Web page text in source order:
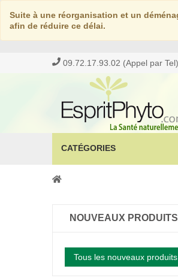
Suite à une réorganisation et un
afin de réduire ce délai.
09.72.17.93.02 (Appel par
CATÉGORIES
NOUVEAUX PRODUITS
Tous les nouveaux produits